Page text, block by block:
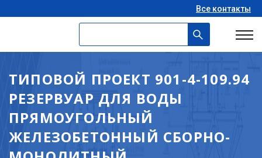
Все контакты
ТИПОВОЙ ПРОЕКТ 901-4-109.94
РЕЗЕРВУАР ДЛЯ ВОДЫ
ПРЯМОУГОЛЬНЫЙ
ЖЕЛЕЗОБЕТОННЫЙ СБОРНО-